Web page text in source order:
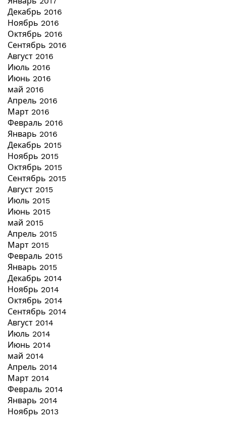
Декабрь 2016
Ноябрь 2016
Октябрь 2016
Сентябрь 2016
Август 2016
Июль 2016
Июнь 2016
май 2016
Апрель 2016
Март 2016
Февраль 2016
Январь 2016
Декабрь 2015
Ноябрь 2015
Октябрь 2015
Сентябрь 2015
Август 2015
Июль 2015
Июнь 2015
май 2015
Апрель 2015
Март 2015
Февраль 2015
Январь 2015
Декабрь 2014
Ноябрь 2014
Октябрь 2014
Сентябрь 2014
Август 2014
Июль 2014
Июнь 2014
май 2014
Апрель 2014
Март 2014
Февраль 2014
Январь 2014
Ноябрь 2013